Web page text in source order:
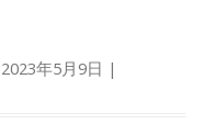
2023年5月9日 |